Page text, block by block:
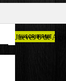
Jueves 6 de
SUSCRIBIRME